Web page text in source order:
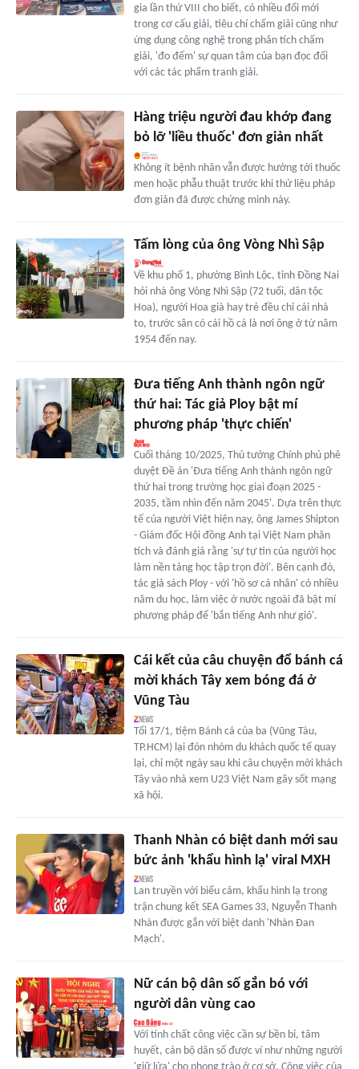
gia lần thứ VIII cho biết, có nhiều đổi mới
trong cơ cấu giải, tiêu chí chấm giải cũng như
ứng dụng công nghệ trong phân tích chấm
giải, 'đo đếm' sự quan tâm của bạn đọc đối
với các tác phẩm tranh giải.
Hàng triệu người đau khớp đang
bỏ lỡ 'liều thuốc' đơn giản nhất
Không ít bệnh nhân vẫn được hướng tới thuốc
men hoặc phẫu thuật trước khi thử liệu pháp
đơn giản đã được chứng minh này.
Tấm lòng của ông Vòng Nhì Sập
Về khu phố 1, phường Bình Lộc, tỉnh Ðồng Nai
hỏi nhà ông Vòng Nhì Sập (72 tuổi, dân tộc
Hoa), người Hoa già hay trẻ đều chỉ cái nhà
to, trước sân có cái hồ cá là nơi ông ở từ năm
1954 đến nay.
Đưa tiếng Anh thành ngôn ngữ
thứ hai: Tác giả Ploy bật mí
phương pháp 'thực chiến'
Cuối tháng 10/2025, Thủ tướng Chính phủ phê
duyệt Đề án 'Đưa tiếng Anh thành ngôn ngữ
thứ hai trong trường học giai đoạn 2025 -
2035, tầm nhìn đến năm 2045'. Dựa trên thực
tế của người Việt hiện nay, ông James Shipton
- Giám đốc Hội đồng Anh tại Việt Nam phân
tích và đánh giá rằng 'sự tự tin của người học
làm nền tảng học tập trọn đời'. Bên cạnh đó,
tác giả sách Ploy - với 'hồ sơ cá nhân' có nhiều
năm du học, làm việc ở nước ngoài đã bật mí
phương pháp để 'bắn tiếng Anh như gió'.
Cái kết của câu chuyện đổ bánh cá
mời khách Tây xem bóng đá ở
Vũng Tàu
Tối 17/1, tiệm Bánh cá của ba (Vũng Tàu,
TP.HCM) lại đón nhóm du khách quốc tế quay
lại, chỉ một ngày sau khi câu chuyện mời khách
Tây vào nhà xem U23 Việt Nam gây sốt mạng
xã hội.
Thanh Nhàn có biệt danh mới sau
bức ảnh 'khẩu hình lạ' viral MXH
Lan truyền với biểu cảm, khẩu hình lạ trong
trận chung kết SEA Games 33, Nguyễn Thanh
Nhàn được gắn với biệt danh 'Nhàn Đan
Mạch'.
Nữ cán bộ dân số gắn bó với
người dân vùng cao
Với tính chất công việc cần sự bền bỉ, tâm
huyết, cán bộ dân số được ví như những người
'giữ lửa' cho phong trào ở cơ sở. Công việc của